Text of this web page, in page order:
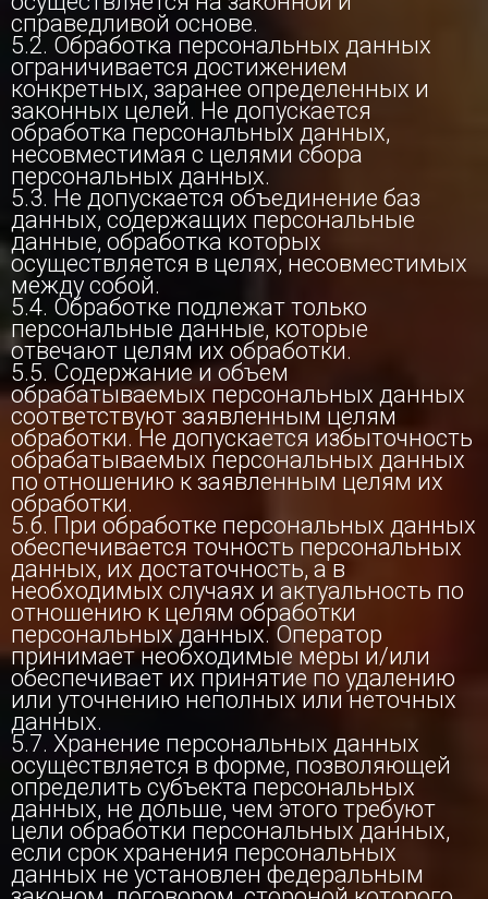
справедливой основе.
5.2. Обработка персональных данных
ограничивается достижением
конкретных, заранее определенных и
законных целей. Не допускается
обработка персональных данных,
несовместимая с целями сбора
персональных данных.
5.3. Не допускается объединение баз
данных, содержащих персональные
данные, обработка которых
осуществляется в целях, несовместимых
между собой.
5.4. Обработке подлежат только
персональные данные, которые
отвечают целям их обработки.
5.5. Содержание и объем
обрабатываемых персональных данных
соответствуют заявленным целям
обработки. Не допускается избыточность
обрабатываемых персональных данных
по отношению к заявленным целям их
обработки.
5.6. При обработке персональных данных
обеспечивается точность персональных
данных, их достаточность, а в
необходимых случаях и актуальность по
отношению к целям обработки
персональных данных. Оператор
принимает необходимые меры и/или
обеспечивает их принятие по удалению
или уточнению неполных или неточных
данных.
5.7. Хранение персональных данных
осуществляется в форме, позволяющей
определить субъекта персональных
данных, не дольше, чем этого требуют
цели обработки персональных данных,
если срок хранения персональных
данных не установлен федеральным